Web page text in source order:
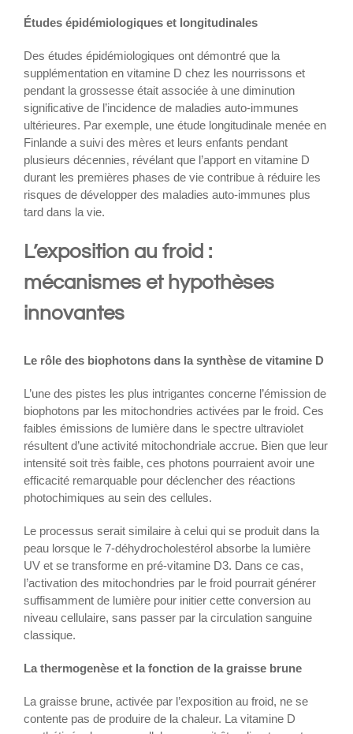
Études épidémiologiques et longitudinales
Des études épidémiologiques ont démontré que la
supplémentation en vitamine D chez les nourrissons et
pendant la grossesse était associée à une diminution
significative de l’incidence de maladies auto-immunes
ultérieures. Par exemple, une étude longitudinale menée en
Finlande a suivi des mères et leurs enfants pendant
plusieurs décennies, révélant que l’apport en vitamine D
durant les premières phases de vie contribue à réduire les
risques de développer des maladies auto-immunes plus
tard dans la vie.
L’exposition au froid :
mécanismes et hypothèses
innovantes
Le rôle des biophotons dans la synthèse de vitamine D
L’une des pistes les plus intrigantes concerne l’émission de
biophotons par les mitochondries activées par le froid. Ces
faibles émissions de lumière dans le spectre ultraviolet
résultent d’une activité mitochondriale accrue. Bien que leur
intensité soit très faible, ces photons pourraient avoir une
efficacité remarquable pour déclencher des réactions
photochimiques au sein des cellules.
Le processus serait similaire à celui qui se produit dans la
peau lorsque le 7-déhydrocholestérol absorbe la lumière
UV et se transforme en pré-vitamine D3. Dans ce cas,
l’activation des mitochondries par le froid pourrait générer
suffisamment de lumière pour initier cette conversion au
niveau cellulaire, sans passer par la circulation sanguine
classique.
La thermogenèse et la fonction de la graisse brune
La graisse brune, activée par l’exposition au froid, ne se
contente pas de produire de la chaleur. La vitamine D